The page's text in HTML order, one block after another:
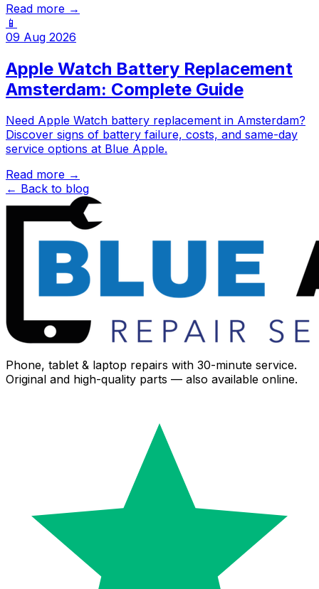
Read more →
📱
09 Aug 2026
Apple Watch Battery Replacement
Amsterdam: Complete Guide
Need Apple Watch battery replacement in Amsterdam?
Discover signs of battery failure, costs, and same-day
service options at Blue Apple.
Read more →
← Back to blog
Phone, tablet & laptop repairs with 30-minute service.
Original and high-quality parts — also available online.